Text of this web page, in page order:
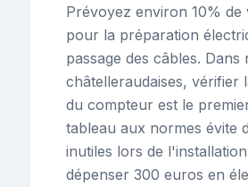
Prévoyez environ 10% de
pour la préparation
passage des câbles. Dans
châtelleraudaises, vérifier
du compteur est le
tableau aux normes évite
inutiles lors de
dépenser 300 euros en